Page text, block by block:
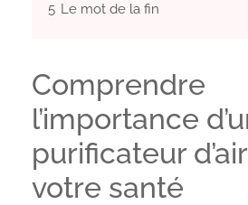
5 Le mot de la fin
Comprendre
l’importance
purificateur
votre santé